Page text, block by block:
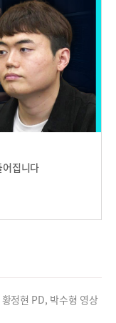
어집니다
정현 PD, 박수형 영상